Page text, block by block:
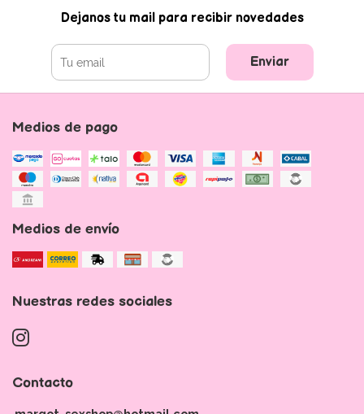
Dejanos tu mail para recibir novedades
Enviar
Medios de pago
Medios de envío
Nuestras redes sociales
Contacto